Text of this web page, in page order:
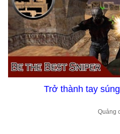
Trở thành tay